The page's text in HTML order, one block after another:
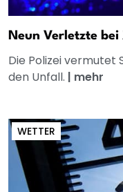
Neun Verletzte
Die Polizei vermutet
den Unfall. | mehr
WETTER